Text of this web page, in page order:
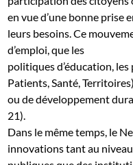
en vue d’une bonne prise
leurs besoins. Ce
d’emploi, que les
politiques d’éducation,
Patients, Santé,
ou de développement
21).
Dans le même temps, le
innovations tant au